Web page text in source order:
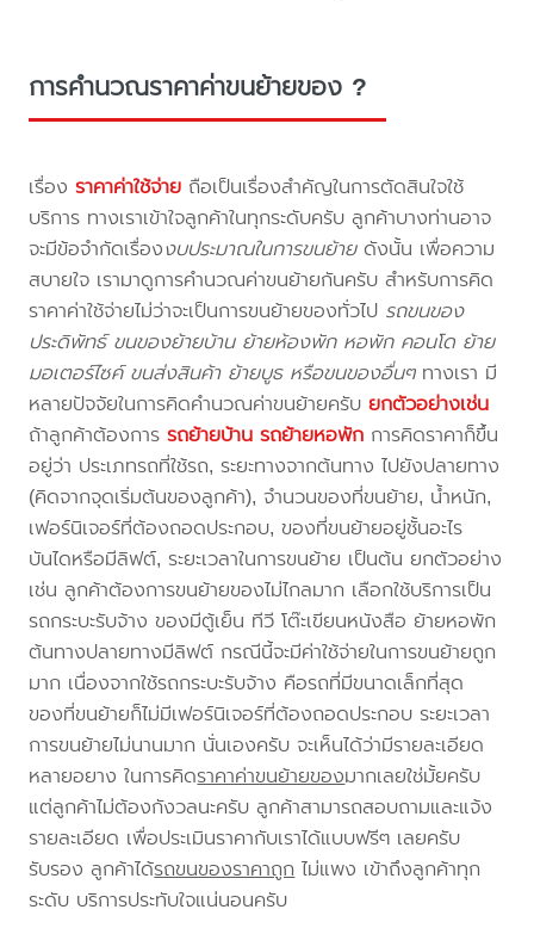
การคำนวณราคาค่าขนย้ายของ ?
เรื่องราคาค่าใช้จ่าย ถือเป็นเรื่องสำคัญในการตัดสินใจใช้
บริการ ทางเราเข้าใจลูกค้าในทุกระดับครับ ลูกค้าบางท่านอาจ
จะมีข้อจำกัดเรื่องงบประมาณในการขนย้ายดังนั้น เพื่อความ
สบายใจ เรามาดูการคำนวณค่าขนย้ายกันครับ สำหรับการคิด
ราคาค่าใช้จ่ายไม่ว่าจะเป็นการขนย้ายของทั่วไป รถขนของ
ประดิพัทธ์ ขนของย้ายบ้าน ย้ายห้องพัก หอพัก คอนโด ย้าย
มอเตอร์ไซค์ ขนส่งสินค้า ย้ายบูธ หรือขนของอื่นๆทางเรา มี
หลายปัจจัยในการคิดคำนวณค่าขนย้ายครับยกตัวอย่างเช่น
ถ้าลูกค้าต้องการรถย้ายบ้าน รถย้ายหอพัก การคิดราคาก็ขึ้น
อยู่ว่า ประเภทรถที่ใช้รถ, ระยะทางจากต้นทาง ไปยังปลายทาง
(คิดจากจุดเริ่มต้นของลูกค้า), จำนวนของที่ขนย้าย, น้ำหนัก,
เฟอร์นิเจอร์ที่ต้องถอดประกอบ, ของที่ขนย้ายอยู่ชั้นอะไร
บันไดหรือมีลิฟต์, ระยะเวลาในการขนย้าย เป็นต้น ยกตัวอย่าง
เช่น ลูกค้าต้องการขนย้ายของไม่ไกลมาก เลือกใช้บริการเป็น
รถกระบะรับจ้าง ของมีตู้เย็น ทีวี โต๊ะเขียนหนังสือ ย้ายหอพัก
ต้นทางปลายทางมีลิฟต์ กรณีนี้จะมีค่าใช้จ่ายในการขนย้ายถูก
มาก เนื่องจากใช้รถกระบะรับจ้าง คือรถที่มีขนาดเล็กที่สุด
ของที่ขนย้ายก็ไม่มีเฟอร์นิเจอร์ที่ต้องถอดประกอบ ระยะเวลา
การขนย้ายไม่นานมาก นั่นเองครับ จะเห็นได้ว่ามีรายละเอียด
หลายอยาง ในการคิดราคาค่าขนย้ายของมากเลยใช่มั้ยครับ
แต่ลูกค้าไม่ต้องกังวลนะครับ ลูกค้าสามารถสอบถามและแจ้ง
รายละเอียด เพื่อประเมินราคากับเราได้แบบฟรีๆ เลยครับ
รับรอง ลูกค้าได้รถขนของราคาถูกไม่แพง เข้าถึงลูกค้าทุก
ระดับ บริการประทับใจแน่นอนครับ